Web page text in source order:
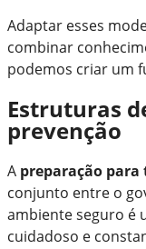
Adaptar esses
combinar
podemos criar um
Estruturas
prevenção
A preparação
conjunto entre o
ambiente seguro é
cuidadoso e